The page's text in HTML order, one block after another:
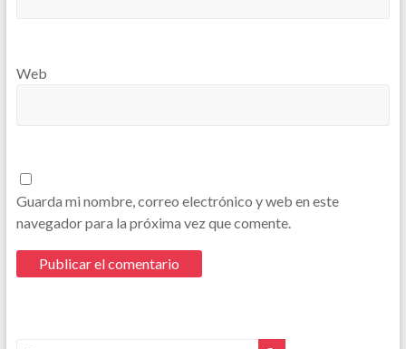
Web
Guarda mi nombre, correo electrónico y web en este
navegador para la próxima vez que comente.